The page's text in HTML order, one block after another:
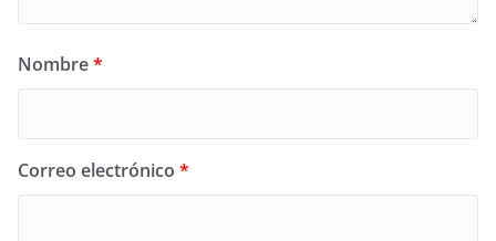
Nombre*
Correo electrónico *